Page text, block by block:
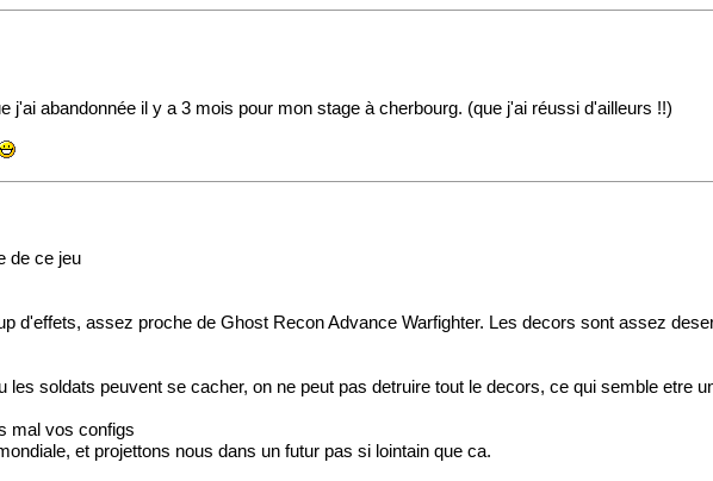
j'ai abandonnée il y a 3 mois pour mon stage à cherbourg. (que j'ai réussi d'ailleurs !!)
de ce jeu
d'effets, assez proche de Ghost Recon Advance Warfighter. Les decors sont assez
soldats peuvent se cacher, on ne peut pas detruire tout le decors, ce qui semble etre
mal vos configs
et projettons nous dans un futur pas si lointain que ca.